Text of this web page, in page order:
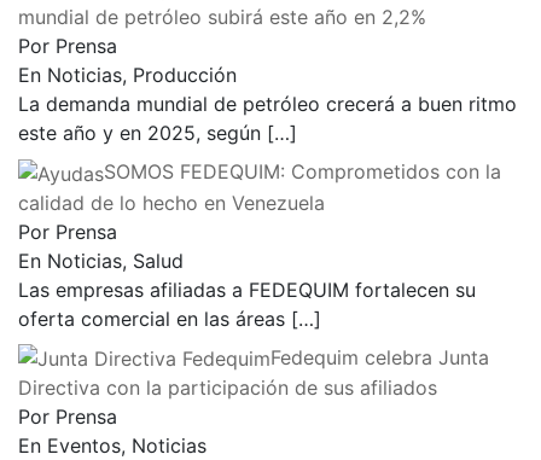
mundial de petróleo subirá este año en 2,2%
Por Prensa
En Noticias, Producción
La demanda mundial de petróleo crecerá a buen ritmo
este año y en 2025, según […]
SOMOS FEDEQUIM: Comprometidos con la
calidad de lo hecho en Venezuela
Por Prensa
En Noticias, Salud
Las empresas afiliadas a FEDEQUIM fortalecen su
oferta comercial en las áreas […]
Fedequim celebra Junta
Directiva con la participación de sus afiliados
Por Prensa
En Eventos, Noticias